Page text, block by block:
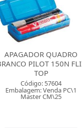
ENVELOPE SACO KRAFT
NATURAL 185X248 SKN
024 80G SCRITY
Código: 114459
Embalagem: Venda CX\250
Master CX\250